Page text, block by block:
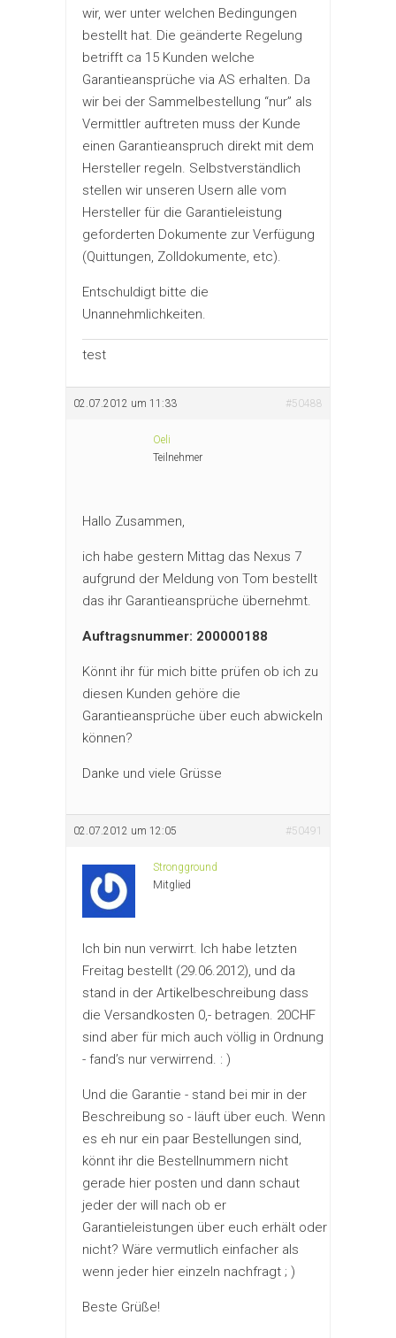
wir, wer unter welchen Bedingungen
bestellt hat. Die geänderte Regelung
betrifft ca 15 Kunden welche
Garantieansprüche via AS erhalten. Da
wir bei der Sammelbestellung “nur” als
Vermittler auftreten muss der Kunde
einen Garantieanspruch direkt mit dem
Hersteller regeln. Selbstverständlich
stellen wir unseren Usern alle vom
Hersteller für die Garantieleistung
geforderten Dokumente zur Verfügung
(Quittungen, Zolldokumente, etc).
Entschuldigt bitte die
Unannehmlichkeiten.
test
02.07.2012 um 11:33 #50488
Oeli
Teilnehmer
Hallo Zusammen,
ich habe gestern Mittag das Nexus 7
aufgrund der Meldung von Tom bestellt
das ihr Garantieansprüche übernehmt.
Auftragsnummer: 200000188
Könnt ihr für mich bitte prüfen ob ich zu
diesen Kunden gehöre die
Garantieansprüche über euch abwickeln
können?
Danke und viele Grüsse
02.07.2012 um 12:05 #50491
Strongground
Mitglied
Ich bin nun verwirrt. Ich habe letzten
Freitag bestellt (29.06.2012), und da
stand in der Artikelbeschreibung dass
die Versandkosten 0,- betragen. 20CHF
sind aber für mich auch völlig in Ordnung
- fand’s nur verwirrend. : )
Und die Garantie - stand bei mir in der
Beschreibung so - läuft über euch. Wenn
es eh nur ein paar Bestellungen sind,
könnt ihr die Bestellnummern nicht
gerade hier posten und dann schaut
jeder der will nach ob er
Garantieleistungen über euch erhält oder
nicht? Wäre vermutlich einfacher als
wenn jeder hier einzeln nachfragt ; )
Beste Grüße!